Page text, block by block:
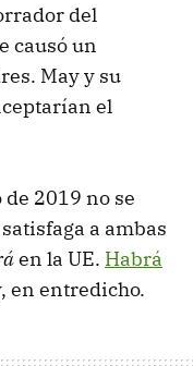
del
causó un
May y su
el
de 2019 no se
a ambas
en la UE. Habrá
en entredicho.